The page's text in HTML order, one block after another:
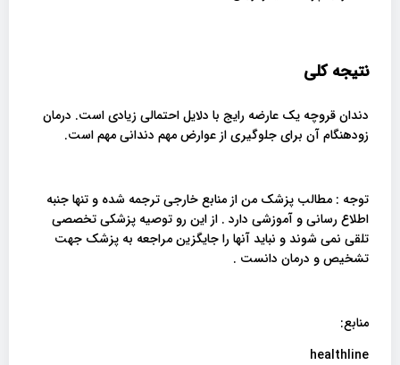
نتیجه کلی
دندان قروچه یک عارضه رایج با دلایل احتمالی زیادی است. درمان
زودهنگام آن برای جلوگیری از عوارض مهم دندانی مهم است.
توجه : مطالب پزشک من از منابع خارجی ترجمه شده و تنها جنبه
اطلاع رسانی و آموزشی دارد . از این رو توصیه پزشکی تخصصی
تلقی نمی شوند و نباید آنها را جایگزین مراجعه به پزشک جهت
تشخیص و درمان دانست .
منابع:
healthline